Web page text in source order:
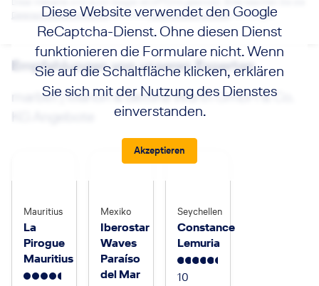
Diese Website verwendet den Google
ReCaptcha-Dienst. Ohne diesen Dienst
funktionieren die Formulare nicht. Wenn
Sie auf die Schaltfläche klicken, erklären
Sie sich mit der Nutzung des Dienstes
einverstanden.
Akzeptieren
Datenschutzbestimmungensowie dieNutzungsbedingungen von Google.
Empfehlungen von unseren Experten
marbet | Marion & Bettina Würth GmbH & Co.
Mauritius
La
Pirogue
Mauritius
Mexiko
Iberostar
Waves
Paraíso
del Mar
Seychellen
Constance
Lemuria
5.5
10